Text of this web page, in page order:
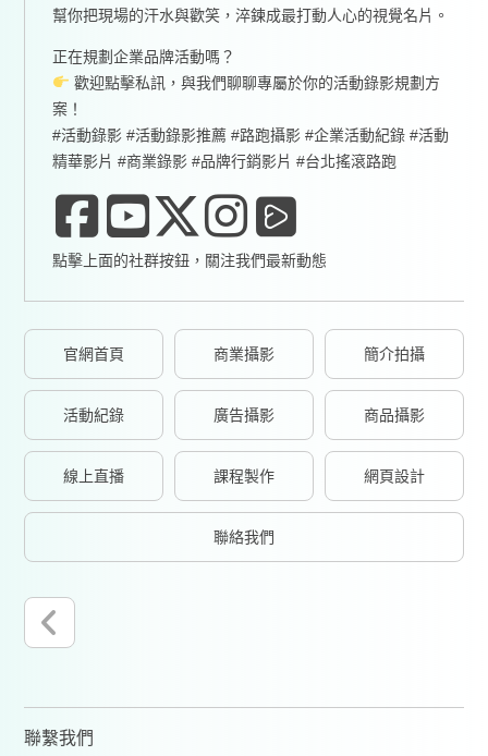
幫你把現場的汗水與歡笑，淬鍊成最打動人心的視覺名片。
正在規劃企業品牌活動嗎？
歡迎點擊私訊，與我們聊聊專屬於你的活動錄影規劃方
案！
#活動錄影 #活動錄影推薦 #路跑攝影 #企業活動紀錄 #活動
精華影片 #商業錄影 #品牌行銷影片 #台北搖滾路跑
點擊上面的社群按鈕，關注我們最新動態
官網首頁 商業攝影 簡介拍攝
活動紀錄 廣告攝影 商品攝影
線上直播 課程製作 網頁設計
聯絡我們
聯繫我們